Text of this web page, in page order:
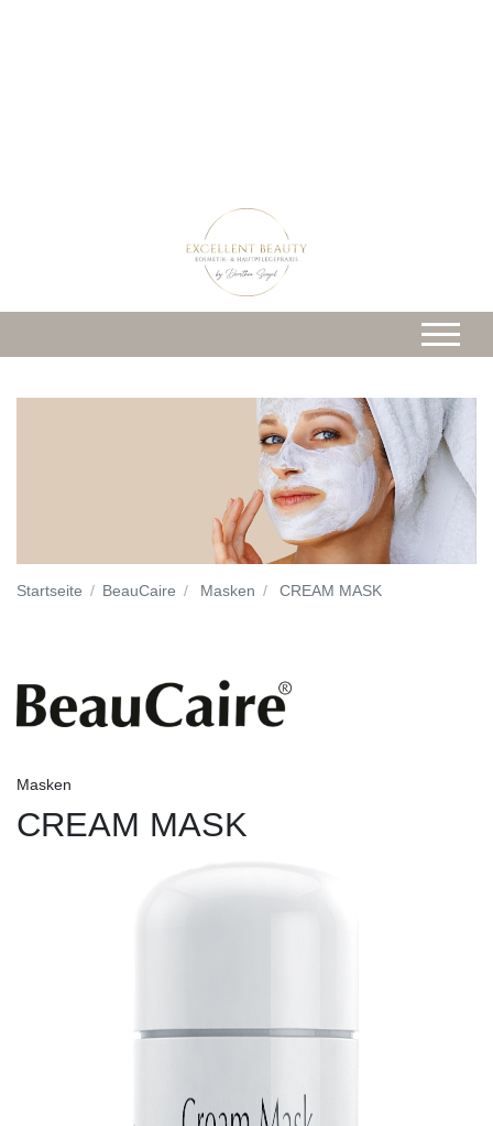
Startseite BeauCaire Masken CREAM MASK
Masken
CREAM MASK